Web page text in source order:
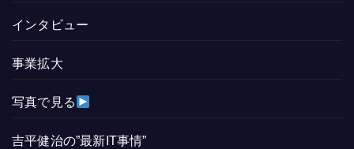
インタビュー
事業拡大
写真で見る
吉平健治の”最新IT事情”